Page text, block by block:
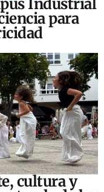
Industrial
para
cultura y